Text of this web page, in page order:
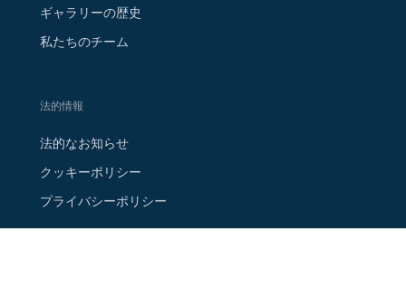
ギャラリーの歴史
私たちのチーム
法的情報
法的なお知らせ
クッキーポリシー
プライバシーポリシー